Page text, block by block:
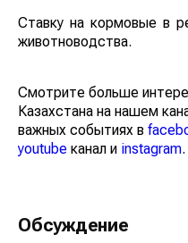
Ставку на кормовые в
животноводства.
Смотрите больше
Казахстана на нашем
важных событиях в
youtube канал и instagram.
Обсуждение